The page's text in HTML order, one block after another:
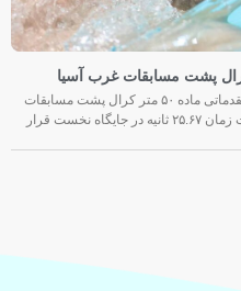
هومر عباسی، شناگر تیم ملی ایران، در دور مقدماتی ماده ۵۰ متر کرال پشت مسابقات